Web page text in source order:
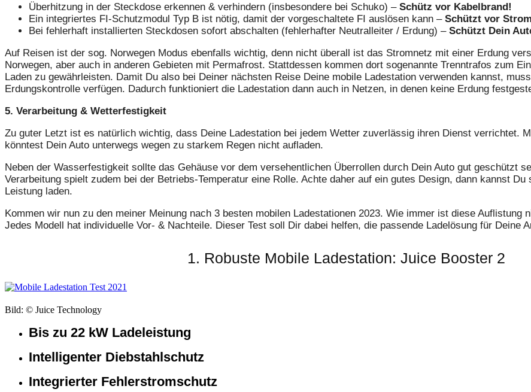
Überhitzung in der Steckdose erkennen & verhindern (insbesondere bei Schuko) – Schütz vor Kabelbrand!
Ein integriertes FI-Schutzmodul Typ B ist nötig, damit der vorgeschaltete FI auslösen kann – Schützt vor
Bei fehlerhaft installierten Steckdosen sofort abschalten (fehlerhafter Neutralleiter / Erdung) – Schützt Dein
Auf Reisen ist der sog. Norwegen Modus ebenfalls wichtig, denn nicht überall ist das Stromnetz mit einer Erdung
Norwegen, aber auch in anderen Gebieten mit Permafrost. Stattdessen kommen dort sogenannte Trenntrafos zum
Laden zu gewährleisten. Damit Du also bei Deiner nächsten Reise Deine mobile Ladestation verwenden kannst,
Erdungskontrolle verfügen. Dadurch funktioniert die Ladestation dann auch in Netzen, in denen keine Erdung
5. Verarbeitung & Wetterfestigkeit
Zu guter Letzt ist es natürlich wichtig, dass Deine Ladestation bei jedem Wetter zuverlässig ihren Dienst verrichtet.
könntest Dein Auto unterwegs wegen zu starkem Regen nicht aufladen.
Neben der Wasserfestigkeit sollte das Gehäuse vor dem versehentlichen Überrollen durch Dein Auto gut geschützt
Verarbeitung spielt zudem bei der Betriebs-Temperatur eine Rolle. Achte daher auf ein gutes Design, dann kannst
Leistung laden.
Kommen wir nun zu den meiner Meinung nach 3 besten mobilen Ladestationen 2023. Wie immer ist diese Auflistung
Jedes Modell hat individuelle Vor- & Nachteile. Dieser Test soll Dir dabei helfen, die passende Ladelösung für Deine
1. Robuste Mobile Ladestation: Juice Booster 2
Bild: © Juice Technology
Bis zu 22 kW Ladeleistung
Intelligenter Diebstahlschutz
Integrierter Fehlerstromschutz